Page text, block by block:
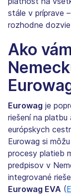
stále v príprave
rozhodne
Ako
Eurowag je
riešení na platbu
európskych
Eurowag si
procesy platieb
predpisov v
integrované
Eurowag EVA (